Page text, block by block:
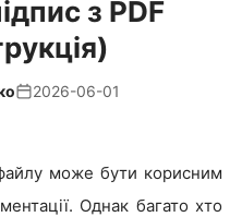
з PDF
2026-06-01
може бути корисним
Однак багато хто